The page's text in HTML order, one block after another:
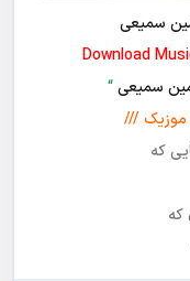
سمیعی
Download
سمیعی“
موزیک ///
که
که